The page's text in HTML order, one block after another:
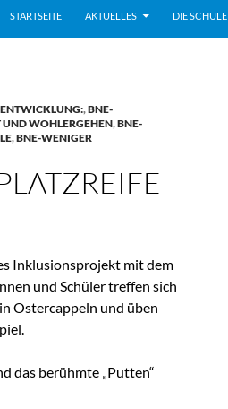
STARTSEITE AKTUELLES DIE SCHULE
,BNE-
WOHLERGEHEN,BNE-
,BNE-WENIGER
Inklusionsprojekt mit dem
und Schüler treffen sich
Ostercappeln und üben
das berühmte „Putten“